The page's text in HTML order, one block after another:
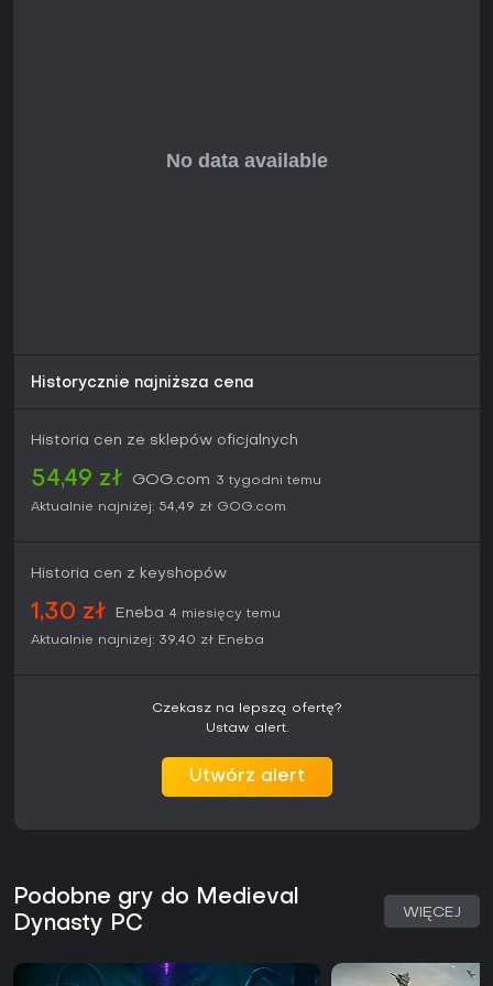
Historycznie najniższa cena
Historia cen ze sklepów oficjalnych
54,49 zł GOG.com 3 tygodni temu
Aktualnie najniżej: 54,49 zł GOG.com
Historia cen z keyshopów
1,30 zł Eneba 4 miesięcy temu
Aktualnie najniżej: 39,40 zł Eneba
Czekasz na lepszą ofertę?
Ustaw alert.
Utwórz alert
Podobne gry do Medieval
Dynasty PC
WIĘCEJ